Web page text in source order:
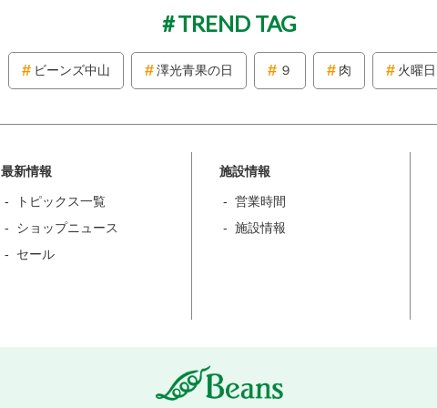
TREND TAG
ビーンズ中山 澤光青果の日 ９ 肉 火曜日
最新情報
トピックス一覧
ショップニュース
セール
施設情報
営業時間
施設情報